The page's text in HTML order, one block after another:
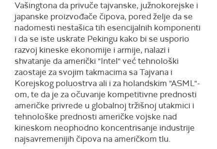
Vašingtona da privuče tajvanske, južnokorejske i
japanske proizvođače čipova, pored želje da se
nadomesti nestašica tih esencijalnih komponenti
i da se iste uskrate Pekingu kako bi se usporio
razvoj kineske ekonomije i armije, nalazi i
shvatanje da američki "Intel" već tehnološki
zaostaje za svojim takmacima sa Tajvana i
Korejskog poluostrva ali i za holandskim "ASML"-
om, te da je za očuvanje kompetitivne prednosti
američke privrede u globalnoj tržišnoj utakmici i
tehnološke prednosti američke vojske nad
kineskom neophodno koncentrisanje industrije
najsavremenijih čipova na američkom tlu.